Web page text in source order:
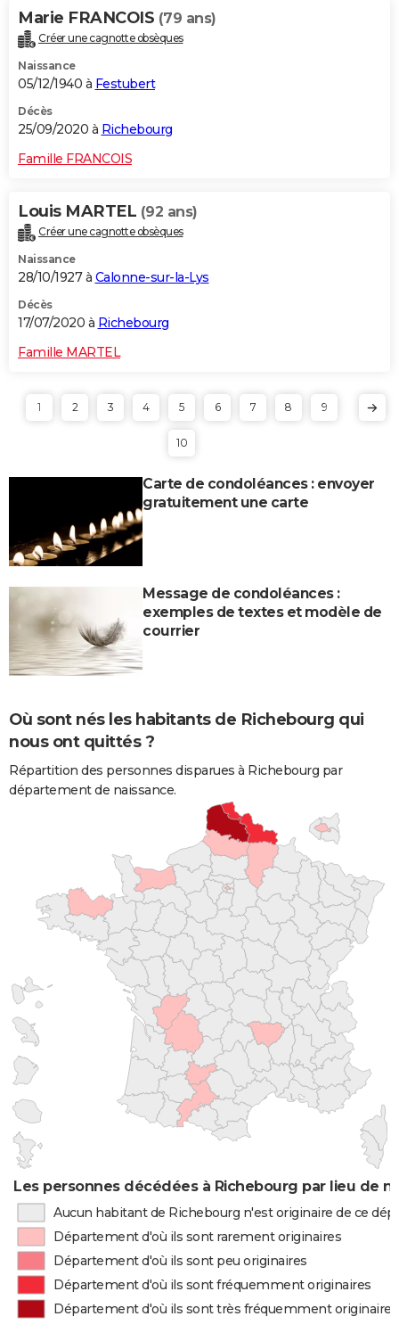
Marie FRANCOIS (79 ans)
Créer une cagnotte obsèques
Naissance
05/12/1940 à Festubert
Décès
25/09/2020 à Richebourg
Famille FRANCOIS
Louis MARTEL (92 ans)
Créer une cagnotte obsèques
Naissance
28/10/1927 à Calonne-sur-la-Lys
Décès
17/07/2020 à Richebourg
Famille MARTEL
1 2 3 4 5 6 7 8 9
10
Carte de condoléances : envoyer
gratuitement une carte
Message de condoléances :
exemples de textes et modèle de
courrier
Où sont nés les habitants de Richebourg qui
nous ont quittés ?
Répartition des personnes disparues à Richebourg par
département de naissance.
Les personnes décédées à Richebourg par lieu de
Aucun habitant de Richebourg n'est originaire de ce
Département d'où ils sont rarement originaires
Département d'où ils sont peu originaires
Département d'où ils sont fréquemment originaires
Département d'où ils sont très fréquemment originaires